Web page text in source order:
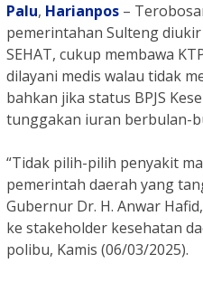
Palu, Harianpos –
pemerintahan Sulteng
SEHAT, cukup membawa
dilayani medis walau tidak
bahkan jika status BPJS
tunggakan iuran berbulan-
“Tidak pilih-pilih penyakit
pemerintah daerah yang
Gubernur Dr. H. Anwar
ke stakeholder kesehatan
polibu, Kamis (06/03/2025).